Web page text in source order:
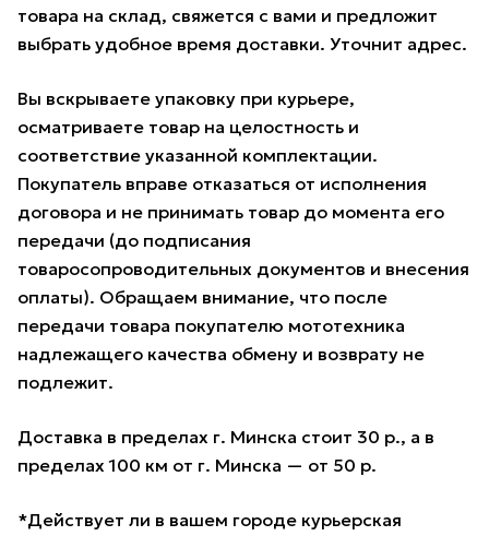
товара на склад, свяжется с вами и предложит
выбрать удобное время доставки. Уточнит адрес.
Вы вскрываете упаковку при курьере,
осматриваете товар на целостность и
соответствие указанной комплектации.
Покупатель вправе отказаться от исполнения
договора и не принимать товар до момента его
передачи (до подписания
товаросопроводительных документов и внесения
оплаты). Обращаем внимание, что после
передачи товара покупателю мототехника
надлежащего качества обмену и возврату не
подлежит.
Доставка в пределах г. Минска стоит 30 р., а в
пределах 100 км от г. Минска — от 50 р.
*Действует ли в вашем городе курьерская